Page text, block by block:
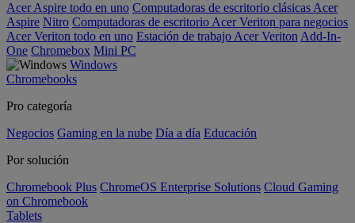
Acer Aspire todo en uno Computadoras de escritorio clásicas Acer
Aspire Nitro Computadoras de escritorio Acer Veriton para negocios
Acer Veriton todo en uno Estación de trabajo Acer Veriton Add-In-
One Chromebox Mini PC
Windows
Chromebooks
Pro categoría
Negocios Gaming en la nube Día a día Educación
Por solución
Chromebook Plus ChromeOS Enterprise Solutions Cloud Gaming
on Chromebook
Tablets